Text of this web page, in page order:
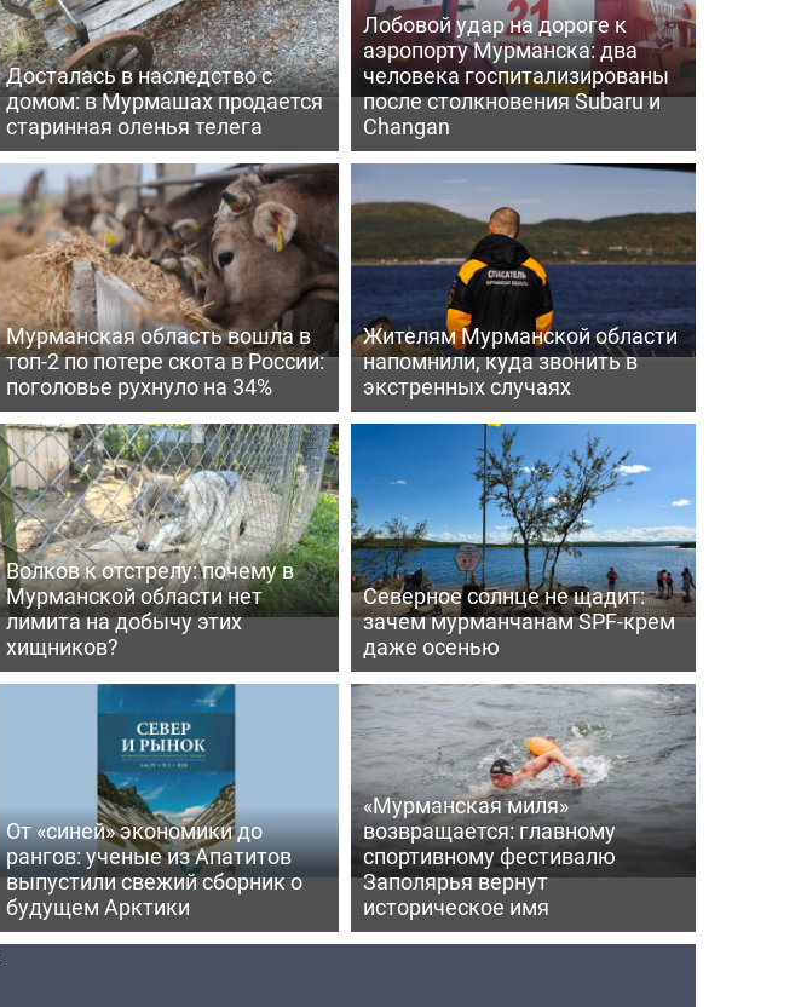
Досталась в наследство с
домом: в Мурмашах продается
старинная оленья телега
Лобовой удар на дороге к
аэропорту Мурманска: два
человека госпитализированы
после столкновения Subaru и
Changan
Мурманская область вошла в
топ-2 по потере скота в России:
поголовье рухнуло на 34%
Жителям Мурманской области
напомнили, куда звонить в
экстренных случаях
Волков к отстрелу: почему в
Мурманской области нет
лимита на добычу этих
хищников?
Северное солнце не щадит:
зачем мурманчанам SPF-крем
даже осенью
От «синей» экономики до
рангов: ученые из Апатитов
выпустили свежий сборник о
будущем Арктики
«Мурманская миля»
возвращается: главному
спортивному фестивалю
Заполярья вернут
историческое имя